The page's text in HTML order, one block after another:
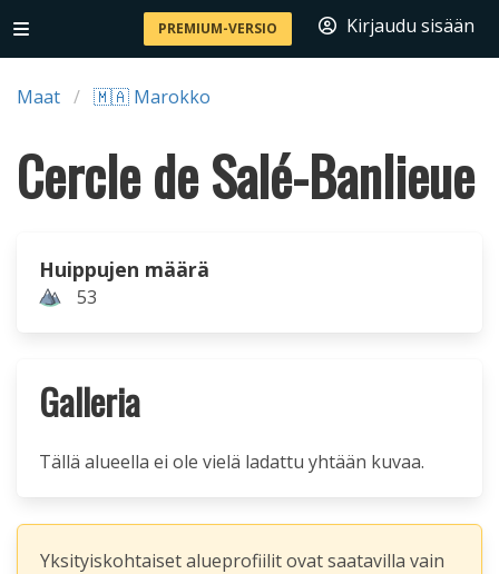
PREMIUM-VERSIO Kirjaudu sisään
Maat 🇲🇦 Marokko
Cercle de Salé-Banlieue
Huippujen määrä
53
Galleria
Tällä alueella ei ole vielä ladattu yhtään kuvaa.
Yksityiskohtaiset alueprofiilit ovat saatavilla vain